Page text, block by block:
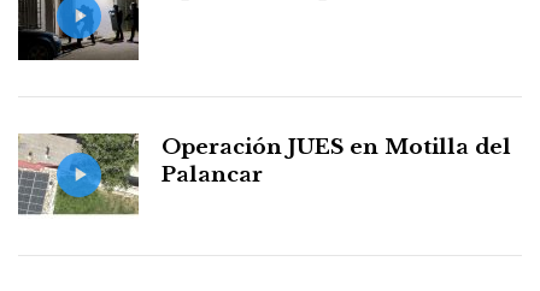
Operación JUES en Motilla del
Palancar